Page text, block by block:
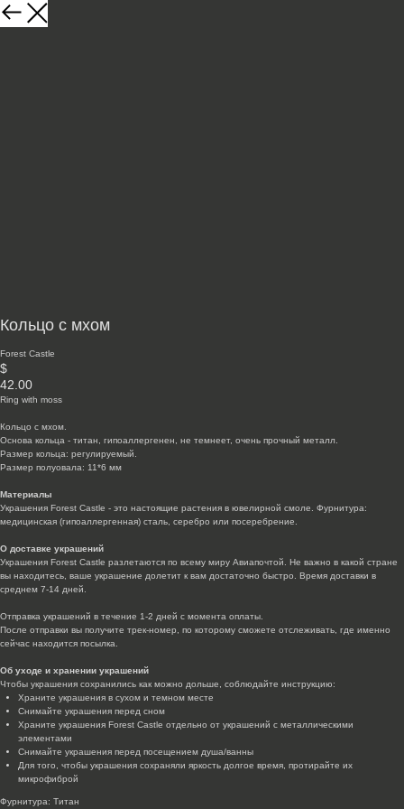
Кольцо с мхом
Forest Castle
$
42.00
Ring with moss
Кольцо с мхом.
Основа кольца - титан, гипоаллергенен, не темнеет, очень прочный металл.
Размер кольца: регулируемый.
Размер полуовала: 11*6 мм
Материалы
Украшения Forest Castle - это настоящие растения в ювелирной смоле. Фурнитура:
медицинская (гипоаллергенная) сталь, серебро или посеребрение.
О доставке украшений
Украшения Forest Castle разлетаются по всему миру Авиапочтой. Не важно в какой стране
вы находитесь, ваше украшение долетит к вам достаточно быстро. Время доставки в
среднем 7-14 дней.
Отправка украшений в течение 1-2 дней с момента оплаты.
После отправки вы получите трек-номер, по которому сможете отслеживать, где именно
сейчас находится посылка.
Об уходе и хранении украшений
Чтобы украшения сохранились как можно дольше, соблюдайте инструкцию:
Храните украшения в сухом и темном месте
Снимайте украшения перед сном
Храните украшения Forest Castle отдельно от украшений с металлическими
элементами
Снимайте украшения перед посещением душа/ванны
Для того, чтобы украшения сохраняли яркость долгое время, протирайте их
микрофиброй
Фурнитура: Титан